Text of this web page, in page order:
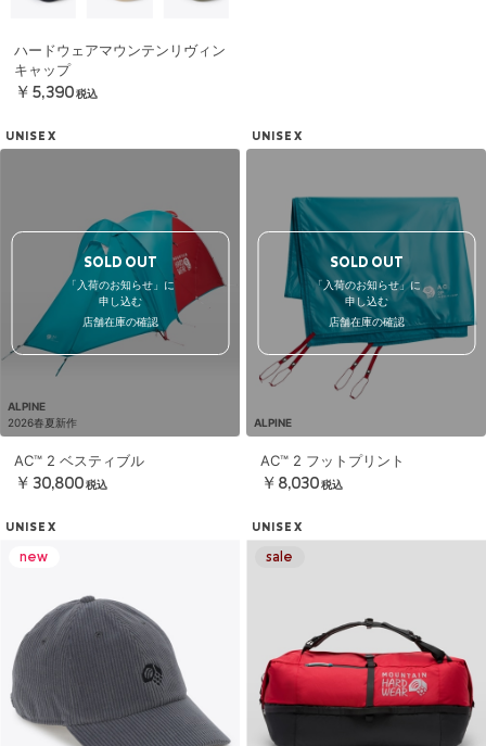
ハードウェアマウンテンリヴィン
キャップ
￥5,390 税込
UNISEX
ALPINE
2026春夏新作
SOLD OUT
「入荷のお知らせ」に
申し込む
店舗在庫の確認
AC™ 2 ベスティブル
￥30,800 税込
UNISEX
ALPINE
SOLD OUT
「入荷のお知らせ」に
申し込む
店舗在庫の確認
AC™ 2 フットプリント
￥8,030 税込
UNISEX UNISEX